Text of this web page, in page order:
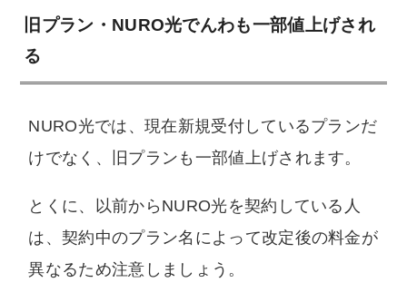
旧プラン・NURO光でんわも一部値上げされ
る
NURO光では、現在新規受付しているプランだ
けでなく、旧プランも一部値上げされます。
とくに、以前からNURO光を契約している人
は、契約中のプラン名によって改定後の料金が
異なるため注意しましょう。